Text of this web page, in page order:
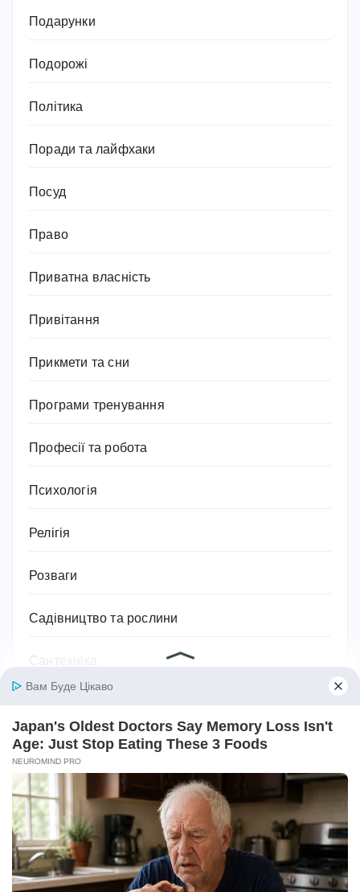
Подарунки
Подорожі
Політика
Поради та лайфхаки
Посуд
Право
Приватна власність
Привітання
Прикмети та сни
Програми тренування
Професії та робота
Психологія
Релігія
Розваги
Садівництво та рослини
Сантехніка
Секс
Серіали
Символіка та значення
Сім'я